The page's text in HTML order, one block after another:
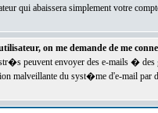
qui abaissera simplement votre
on me demande de me
peuvent envoyer des e-mails �
du syst�me d'e-mail par